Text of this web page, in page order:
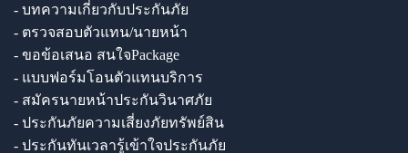
- บทความเกี่ยวกับประกันภัย
- ตรวจสอบตัวแทน/นายหน้า
- ขอข้อเสนอ สนใจPackage
- แบบฟอร์มโอนตัวแทนบริการ
- สมัครนายหน้าประกันวินาศภัย
- ประกันภัยความเสี่ยงภัยทรัพย์สิน
- ประกันทันเวลารู้เข้าใจประกันภัย